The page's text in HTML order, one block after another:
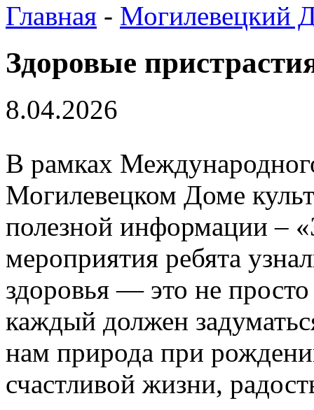
Главная - Могилевецкий
Здоровые
8.04.2026
В рамках
Могилевецком Доме
полезной информации –
мероприятия ребята
здоровья — это не
каждый должен
нам природа при
счастливой жизни,